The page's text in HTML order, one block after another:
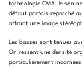
technologie CMA, le son
défaut parfois reproché
offrant une image
Les basses sont tenues
On ressent une densité
particulièrement